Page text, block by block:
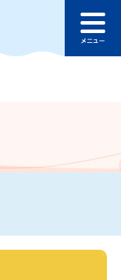
ュ